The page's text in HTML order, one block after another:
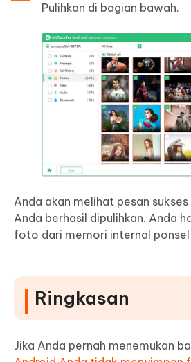
Pulihkan di bagian bawah.
Anda akan melihat pesan
Anda berhasil dipulihkan. Anda
foto dari memori internal ponsel
Ringkasan
Jika Anda pernah menemukan